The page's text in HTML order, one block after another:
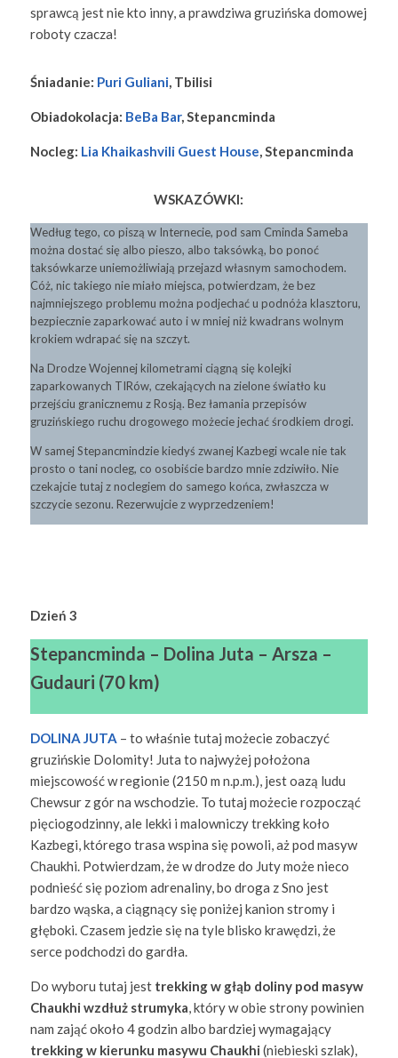
sprawcą jest nie kto inny, a prawdziwa gruzińska domowej
roboty czacza!
Śniadanie: Puri Guliani, Tbilisi
Obiadokolacja: BeBa Bar, Stepancminda
Nocleg: Lia Khaikashvili Guest House,Stepancminda
WSKAZÓWKI:
Według tego, co piszą w Internecie, pod sam Cminda Sameba
można dostać się albo pieszo, albo taksówką, bo ponoć
taksówkarze uniemożliwiają przejazd własnym samochodem.
Cóż, nic takiego nie miało miejsca, potwierdzam, że bez
najmniejszego problemu można podjechać u podnóża klasztoru,
bezpiecznie zaparkować auto i w mniej niż kwadrans wolnym
krokiem wdrapać się na szczyt.
Na Drodze Wojennej kilometrami ciągną się kolejki
zaparkowanych TIRów, czekających na zielone światło ku
przejściu granicznemu z Rosją. Bez łamania przepisów
gruzińskiego ruchu drogowego możecie jechać środkiem drogi.
W samej Stepancmindzie kiedyś zwanej Kazbegi wcale nie tak
prosto o tani nocleg, co osobiście bardzo mnie zdziwiło. Nie
czekajcie tutaj z noclegiem do samego końca, zwłaszcza w
szczycie sezonu. Rezerwujcie z wyprzedzeniem!
Dzień 3
Stepancminda – Dolina Juta – Arsza –
Gudauri (70 km)
DOLINA JUTA – to właśnie tutaj możecie zobaczyć
gruzińskie Dolomity! Juta to najwyżej położona
miejscowość w regionie (2150 m n.p.m.), jest oazą ludu
Chewsur z gór na wschodzie. To tutaj możecie rozpocząć
pięciogodzinny, ale lekki i malowniczy trekking koło
Kazbegi, którego trasa wspina się powoli, aż pod masyw
Chaukhi. Potwierdzam, że w drodze do Juty może nieco
podnieść się poziom adrenaliny, bo droga z Sno jest
bardzo wąska, a ciągnący się poniżej kanion stromy i
głęboki. Czasem jedzie się na tyle blisko krawędzi, że
serce podchodzi do gardła.
Do wyboru tutaj jest trekking w głąb doliny pod masyw
Chaukhi wzdłuż strumyka, który w obie strony powinien
nam zająć około 4 godzin albo bardziej wymagający
trekking w kierunku masywu Chaukhi (niebieski szlak),